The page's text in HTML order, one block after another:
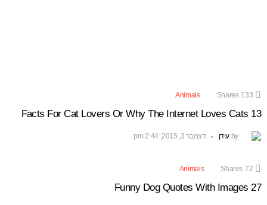
133
Shares
Animals
13 Facts For Cat Lovers Or Why The Internet Loves Cats
by עידן דצמבר 3, 2015, 2:44 pm
72
Shares
Animals
27 Funny Dog Quotes With Images